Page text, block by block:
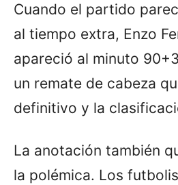
Cuando el partido
al tiempo extra, Enzo
apareció al minuto
un remate de cabeza
definitivo y la
La anotación también
la polémica. Los